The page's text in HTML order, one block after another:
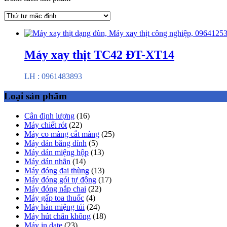
Máy xay thịt TC42 ĐT-XT14
LH : 0961483893
Loại sản phẩm
Cân định lượng (16)
Máy chiết rót (22)
Máy co màng cắt màng (25)
Máy dán băng dính (5)
Máy dán miệng hộp (13)
Máy dán nhãn (14)
Máy đóng đai thùng (13)
Máy đóng gói tự động (17)
Máy đóng nắp chai (22)
Máy gấp toa thuốc (4)
Máy hàn miệng túi (24)
Máy hút chân không (18)
Máy in date (23)